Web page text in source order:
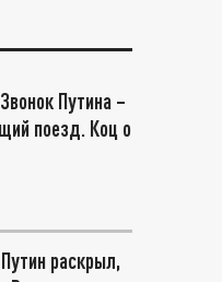
Путина –
поезд. Коц о
раскрыл,